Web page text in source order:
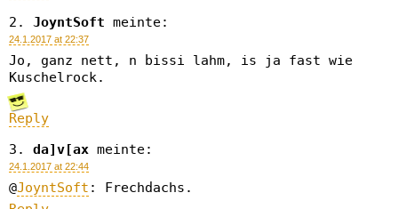
JoyntSoft meinte:
24.1.2017 at 22:37
Jo, ganz nett, n bissi lahm, is ja fast wie
Kuschelrock.
Reply
da]v[ax meinte:
24.1.2017 at 22:44
@JoyntSoft : Frechdachs.